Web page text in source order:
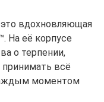
вдохновляющая
На её корпусе
о терпении,
всё
моментом